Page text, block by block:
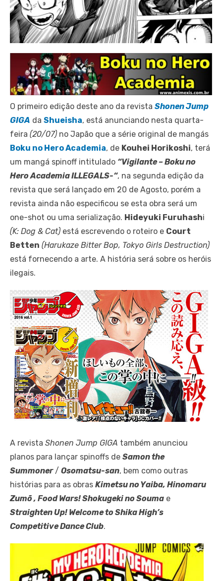
O primeiro edição deste ano da revista Shonen Jump
GIGA da Shueisha, está anunciando nesta quarta-
feira (20/07) no Japão que a série original de mangás
Boku no Hero Academia, de Kouhei Horikoshi, terá
um mangá spinoff intitulado “Vigilante – Boku no
Hero Academia ILLEGALS-“, na segunda edição da
revista que será lançado em 20 de Agosto, porém a
revista ainda não especificou se esta obra será um
one-shot ou uma serialização. Hideyuki Furuhashi
(K: Dog & Cat) está escrevendo o roteiro e Court
Betten (Harukaze Bitter Bop, Tokyo Girls Destruction)
está fornecendo a arte. A história será sobre os heróis
ilegais.
A revista Shonen Jump GIGA também anunciou
planos para lançar spinoffs de Samon the
Summoner/ Osomatsu-san, bem como outras
histórias para as obras Kimetsu no Yaiba, Hinomaru
Zumō , Food Wars! Shokugeki no Souma e
Straighten Up! Welcome to Shika High’s
Competitive Dance Club.